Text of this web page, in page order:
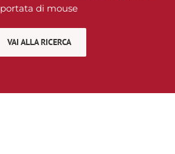
portata di mouse
VAI ALLA RICERCA